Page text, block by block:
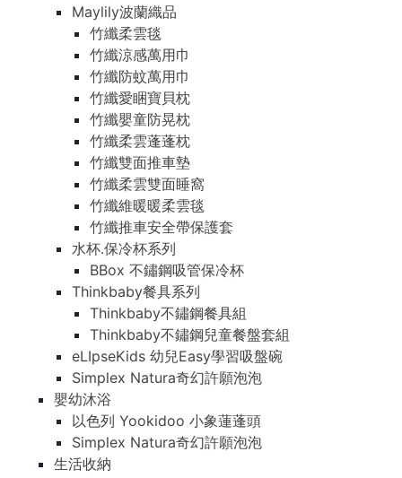
Maylily波蘭織品
竹纖柔雲毯
竹纖涼感萬用巾
竹纖防蚊萬用巾
竹纖愛睏寶貝枕
竹纖嬰童防晃枕
竹纖柔雲蓬蓬枕
竹纖雙面推車墊
竹纖柔雲雙面睡窩
竹纖維暖暖柔雲毯
竹纖推車安全帶保護套
水杯.保冷杯系列
BBox 不鏽鋼吸管保冷杯
Thinkbaby餐具系列
Thinkbaby不鏽鋼餐具組
Thinkbaby不鏽鋼兒童餐盤套組
eLIpseKids 幼兒Easy學習吸盤碗
Simplex Natura奇幻許願泡泡
嬰幼沐浴
以色列 Yookidoo 小象蓮蓬頭
Simplex Natura奇幻許願泡泡
生活收納